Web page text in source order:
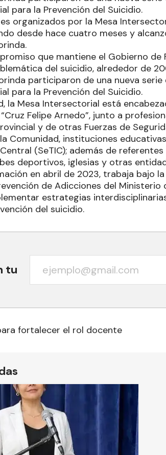
para la Prevención del Suicidio.
organizados por la Mesa
desde hace cuatro meses y
que mantiene el Gobierno
del suicidio, alrededor de
participaron de una nueva
para la Prevención del Suicidio.
la Mesa Intersectorial está
Felipe Arnedo”, junto a
y de otras Fuerzas de
Comunidad, instituciones
(SeTIC); además de
deportivos, iglesias y otras
en abril de 2023, trabaja bajo
de Adicciones del Ministerio
estrategias
del suicidio.
tu
fortalecer el rol docente